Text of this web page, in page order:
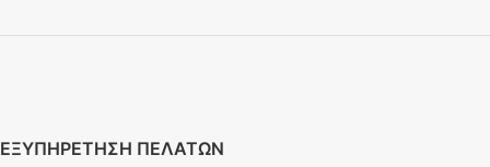
ΕΞΥΠΗΡΕΤΗΣΗ ΠΕΛΑΤΩΝ